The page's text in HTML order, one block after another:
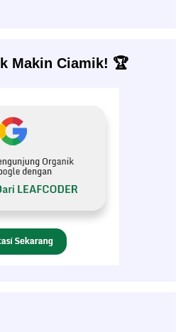
Makin Ciamik! 🏆